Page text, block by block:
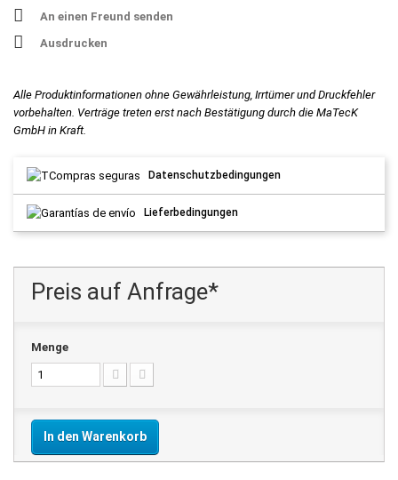
An einen Freund senden
Ausdrucken
Alle Produktinformationen ohne Gewährleistung, Irrtümer und Druckfehler
vorbehalten. Verträge treten erst nach Bestätigung durch die MaTecK
GmbH in Kraft.
Datenschutzbedingungen
Lieferbedingungen
Preis auf Anfrage*
Menge
In den Warenkorb